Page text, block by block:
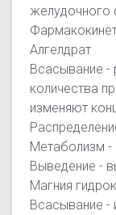
желудочного
Алгелдрат
Всасывание -
количества
изменяют
Метаболизм -
Выведение -
Магния
Всасывание -